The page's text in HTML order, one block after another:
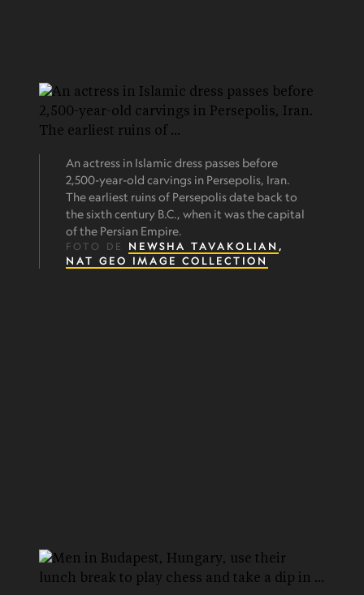
An actress in Islamic dress passes before
2,500-year-old carvings in Persepolis, Iran.
The earliest ruins of Persepolis date back to
the sixth century B.C., when it was the capital
of the Persian Empire.
FOTO DE NEWSHA TAVAKOLIAN ,
NAT GEO IMAGE COLLECTION